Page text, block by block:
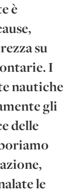
è
su
I
nautiche
gli
delle
le